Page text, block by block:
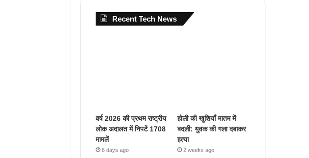
Recent Tech News
वर्ष 2026 की प्रथम राष्ट्रीय
लोक अदालत में निपटें 1708
मामलें
6 days ago
होली की खुशियाँ मातम में
बदली: युवक की गला दबाकर
हत्या
2 weeks ago